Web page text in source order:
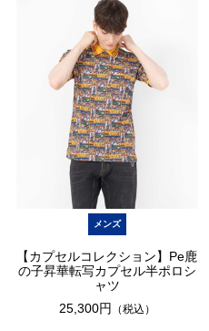
メンズ
【カプセルコレクション】Pe鹿
の子昇華転写カプセル半ポロシ
ャツ
25,300円
（税込）